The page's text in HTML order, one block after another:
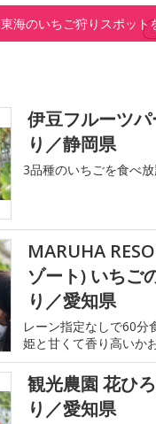
海のいちご狩りスポット
伊豆フルーツ
り／静岡県
3品種のいちごを食べ
MARUHA
ゾート) いちご
り／愛知県
レーン指定なしで60分
姫と甘くて香り高いか
観光農園 花ひ
り／愛知県